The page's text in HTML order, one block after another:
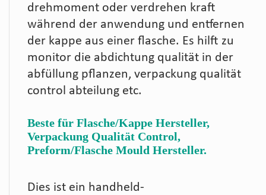
drehmoment oder verdrehen kraft
während der anwendung und entfernen
der kappe aus einer flasche. Es hilft zu
monitor die abdichtung qualität in der
abfüllung pflanzen, verpackung qualität
control abteilung etc.
Beste für Flasche/Kappe Hersteller,
Verpackung Qualität Control,
Preform/Flasche Mould Hersteller.
Dies ist ein handheld-